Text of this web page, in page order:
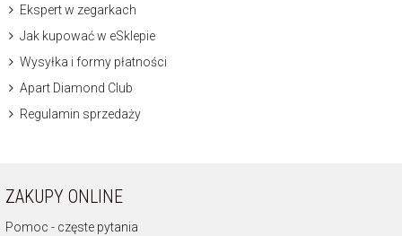
Ekspert w zegarkach
Jak kupować w eSklepie
Wysyłka i formy płatności
Apart Diamond Club
Regulamin sprzedaży
ZAKUPY ONLINE
Pomoc - częste pytania